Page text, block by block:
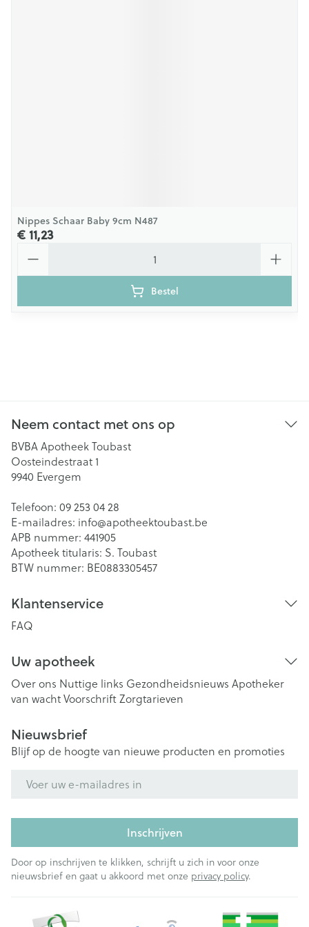
Nippes Schaar Baby 9cm N487
€ 11,23
Bestel
Neem contact met ons op
BVBA Apotheek Toubast
Oosteindestraat 1
9940 Evergem
Telefoon: 09 253 04 28
E-mailadres: info@apotheektoubast.be
APB nummer: 441905
Apotheek titularis: S. Toubast
BTW nummer: BE0883305457
Klantenservice
FAQ
Uw apotheek
Over ons Nuttige links Gezondheidsnieuws Apotheker
van wachtVoorschriftZorgtarieven
Nieuwsbrief
Blijf op de hoogte van nieuwe producten en promoties
Inschrijven
Door op inschrijven te klikken, schrijft u zich in voor onze
nieuwsbrief en gaat u akkoord met onze privacy policy.